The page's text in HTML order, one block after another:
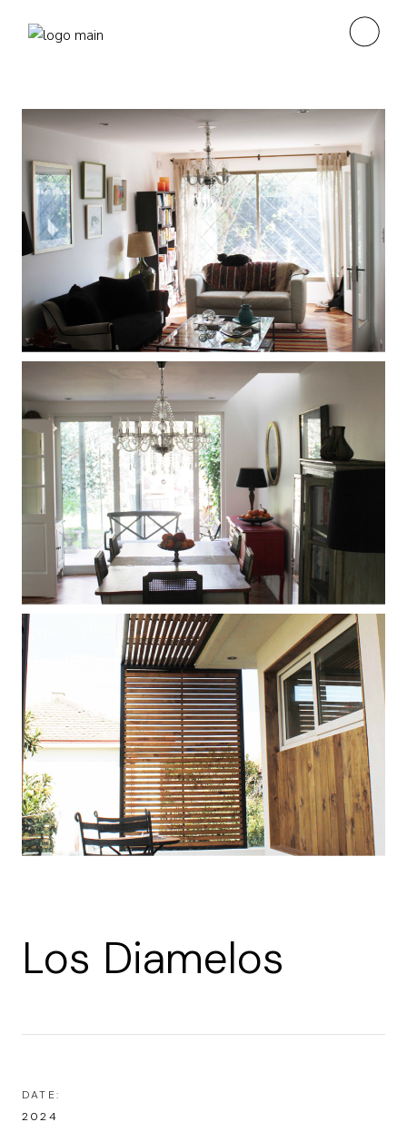
Los Diamelos
DATE:
2024